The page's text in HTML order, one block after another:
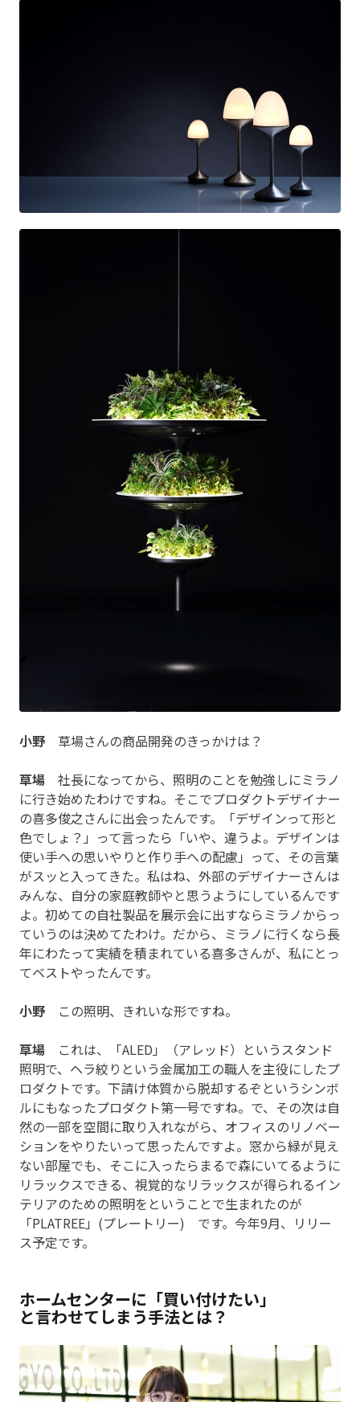
小野 草場さんの商品開発のきっかけは？
草場 社長になってから、照明のことを勉強しにミラノ
に行き始めたわけですね。そこでプロダクトデザイナー
の喜多俊之さんに出会ったんです。「デザインって形と
色でしょ？」って言ったら「いや、違うよ。デザインは
使い手への思いやりと作り手への配慮」って、その言葉
がスッと入ってきた。私はね、外部のデザイナーさんは
みんな、自分の家庭教師やと思うようにしているんです
よ。初めての自社製品を展示会に出すならミラノからっ
ていうのは決めてたわけ。だから、ミラノに行くなら長
年にわたって実績を積まれている喜多さんが、私にとっ
てベストやったんです。
小野 この照明、きれいな形ですね。
草場 これは、「ALED」（アレッド）というスタンド
照明で、ヘラ絞りという金属加工の職人を主役にしたプ
ロダクトです。下請け体質から脱却するぞというシンボ
ルにもなったプロダクト第一号ですね。で、その次は自
然の一部を空間に取り入れながら、オフィスのリノベー
ションをやりたいって思ったんですよ。窓から緑が見え
ない部屋でも、そこに入ったらまるで森にいてるように
リラックスできる、視覚的なリラックスが得られるイン
テリアのための照明をということで生まれたのが
「PLATREE」(プレートリー) です。今年9月、リリー
ス予定です。
ホームセンターに「買い付けたい」
と言わせてしまう手法とは？